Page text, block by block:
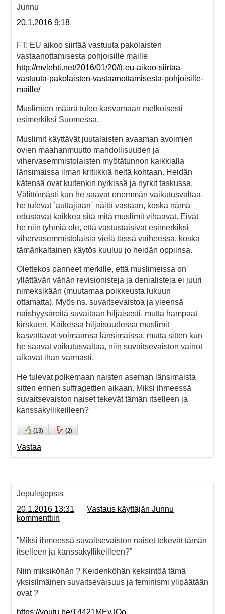
Junnu
20.1.2016 9:18
FT: EU aikoo siirtää vastuuta pakolaisten
vastaanottamisesta pohjoisille maille
http://mvlehti.net/2016/01/20/ft-eu-aikoo-siirtaa-
vastuuta-pakolaisten-vastaanottamisesta-pohjoisille-
maille/
Muslimien määrä tulee kasvamaan melkoisesti
esimerkiksi Suomessa.
Muslimit käyttävät juutalaisten avaaman avoimien
ovien maahanmuutto mahdollisuuden ja
vihervasemmistolaisten myötätunnon kaikkialla
länsimaissa ilman kritiikkiä heitä kohtaan. Heidän
kätensä ovat kuitenkin nyrkissä ja nyrkit taskussa.
Välittömästi kun he saavat enemmän vaikutusvaltaa,
he tulevat `auttajiaan` näitä vastaan, koska nämä
edustavat kaikkea sitä mitä muslimit vihaavat. Eivät
he niin tyhmiä ole, että vastustaisivat esimerkiksi
vihervasemmistolaisia vielä tässä vaiheessa, koska
tämänkaltainen käytös kuuluu jo heidän oppiinsa.
Olettekos panneet merkille, että muslimeissa on
yllättävän vähän revisionisteja ja denialisteja ei juuri
nimeksikään (muutamaa poikkeusta lukuun
ottamatta). Myös ns. suvaitsevaistoa ja yleensä
naishyysäreitä suvaitaan hiljaisesti, mutta hampaat
kirskuen. Kaikessa hiljaisuudessa muslimit
kasvattavat voimaansa länsimaissa, mutta sitten kun
he saavat vaikutusvaltaa, niin suvaitsevaiston vainot
alkavat ihan varmasti.
He tulevat polkemaan naisten aseman länsimaista
sitten ennen suffragettien aikaan. Miksi ihmeessä
suvaitsevaiston naiset tekevät tämän itselleen ja
kanssakyllikeilleen?
(13) (2)
Vastaa
Jepulisjepsis
20.1.2016 13:31
Vastaus käyttäjän Junnu
kommenttiin
”Miksi ihmeessä suvaitsevaiston naiset tekevät tämän
itselleen ja kanssakyllikeilleen?”
Niin miksiköhän ? Keidenköhän keksintöä tämä
yksisilmäinen suvaitsevaisuus ja feminismi ylipäätään
ovat ?